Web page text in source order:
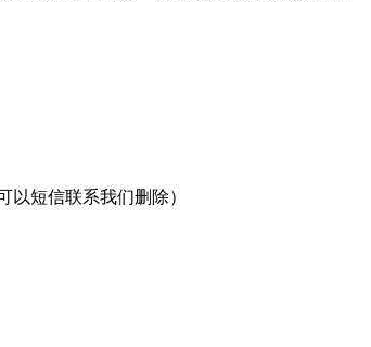
以短信联系我们删除）